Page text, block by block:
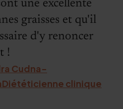
une excellente
graisses et qu'il
d'y renoncer
!
Cudna-
clinique